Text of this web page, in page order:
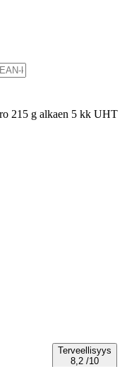
215 g alkaen 5 kk UHT
Terveellisyys
8,2 /10